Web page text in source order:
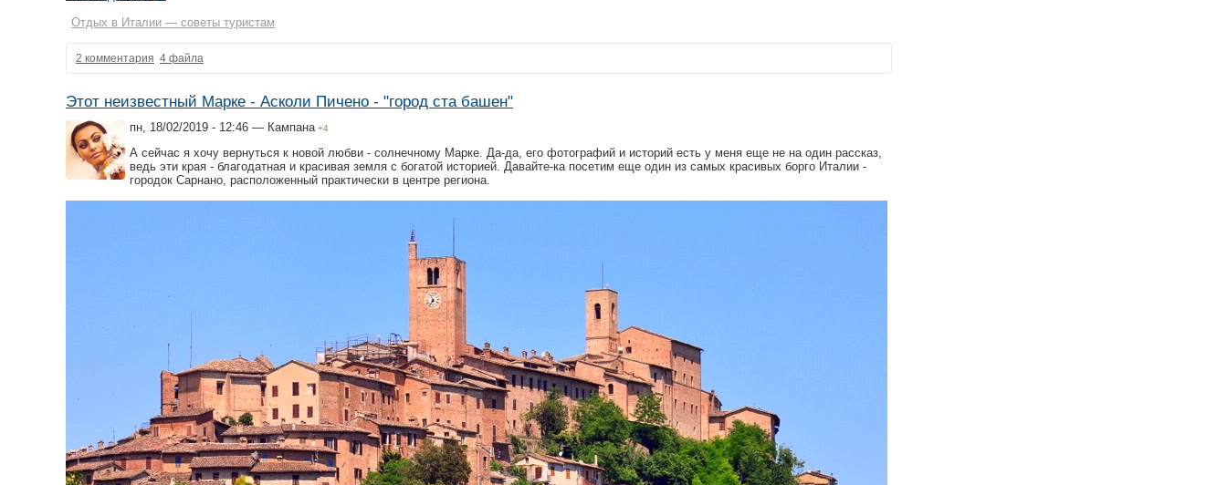
Отдых в Италии — советы туристам
2 комментария 4 файла
Этот неизвестный Марке - Асколи Пичено - "город ста башен"
пн, 18/02/2019 - 12:46 — Кампана +4
А сейчас я хочу вернуться к новой любви - солнечному Марке. Да-да, его фотографий и историй есть у меня еще не на один рассказ,
ведь эти края - благодатная и красивая земля с богатой историей. Давайте-ка посетим еще один из самых красивых борго Италии -
городок Сарнано, расположенный практически в центре региона.